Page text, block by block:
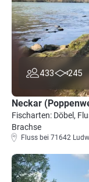
433 245
Neckar
Fischarten: Döbel,
Brachse
Fluss bei 71642